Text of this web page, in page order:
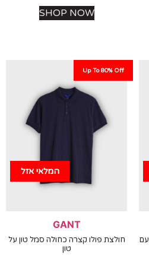
SHOP NOW
Up To 80% Off
המלאי אזל
GANT
חולצת פולו קצרה כחולה סמל טון על